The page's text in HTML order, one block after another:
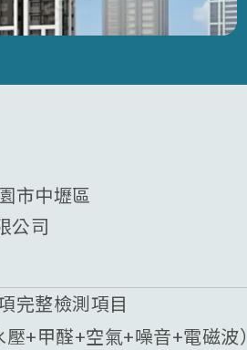
市中壢區
公司
完整檢測項目
+甲醛+空氣+噪音+電磁波）